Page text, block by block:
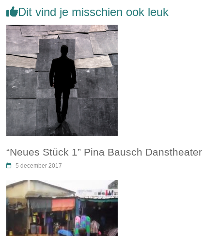
Dit vind je misschien ook leuk
“Neues Stück 1” Pina Bausch Danstheater
5 december 2017